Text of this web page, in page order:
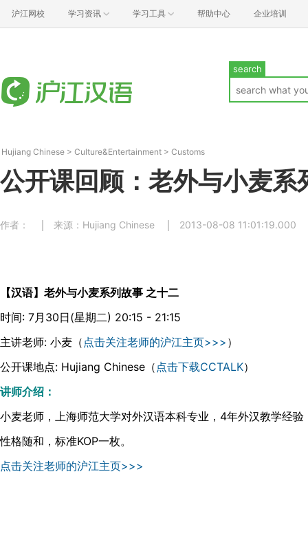
沪江网校 学习资讯 学习工具 帮助中心 企业培训
search
Hujiang Chinese > Culture&Entertainment > Customs
公开课回顾：老外与小麦系
作者： 来源：Hujiang Chinese 2013-08-08 11:01:19.000
【汉语】老外与小麦系列故事 之十二
时间: 7月30日(星期二) 20:15 - 21:15
主讲老师: 小麦（ 点击关注老师的沪江主页>>> ）
公开课地点: Hujiang Chinese（ 点击下载CCTALK）
讲师介绍：
小麦老师，上海师范大学对外汉语本科专业，4年外汉教学经
性格随和，标准KOP一枚。
点击关注老师的沪江主页>>>